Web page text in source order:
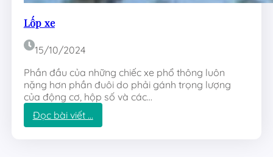
Lốp xe
15/10/2024
Phần đầu của những chiếc xe phổ thông luôn
nặng hơn phần đuôi do phải gánh trọng lượng
của động cơ, hộp số và các…
Đọc bài viết …:
L